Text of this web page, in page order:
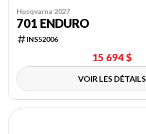
Husqvarna 2027
701 ENDURO
INS52006
15 694 $
VOIR LES DÉTAILS